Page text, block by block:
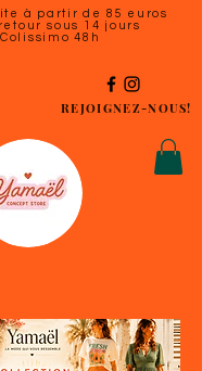
à partir de 85 euros
sous 14 jours
48h
REJOIGNEZ-NOUS!